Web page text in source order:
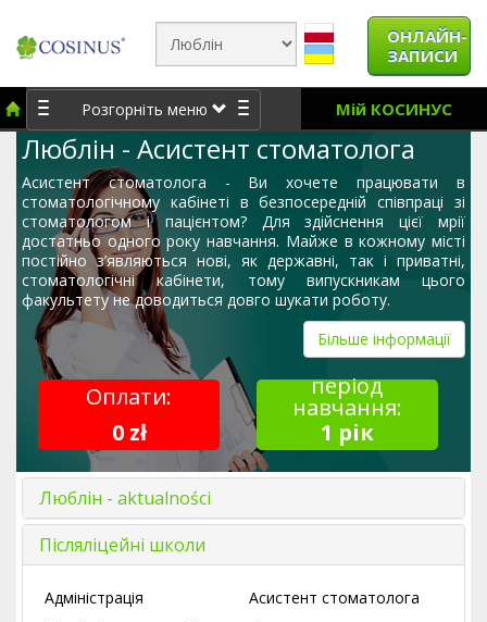
ОНЛАЙН-
ЗАПИСИ
Розгорніть меню Мій КОСИНУС
Люблін - Асистент стоматолога
Асистент стоматолога - Ви хочете працювати в
стоматологічному кабінеті в безпосередній співпраці зі
стоматологом і пацієнтом? Для здійснення цієї мрії
достатньо одного року навчання. Майже в кожному місті
постійно з’являються нові, як державні, так і приватні,
стоматологічні кабінети, тому випускникам цього
факультету не доводиться довго шукати роботу.
Більше інформації
Оплати:
0 zł
період
навчання:
1 рік
Люблін - aktualności
Післяліцейні школи
Адміністрація
Асистент стоматолога